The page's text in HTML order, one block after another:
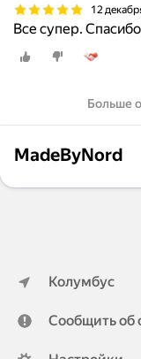
12
Все супер. Спасибо
Больше
MadeByNord
Колумбус
Сообщить об